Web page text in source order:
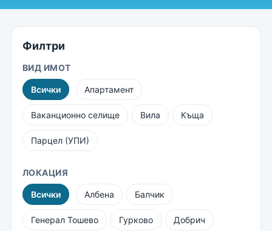
Филтри
ВИД ИМОТ
Всички Апартамент
Ваканционно селище Вила Къща
Парцел (УПИ)
ЛОКАЦИЯ
Всички Албена Балчик
Генерал Тошево Гурково Добрич